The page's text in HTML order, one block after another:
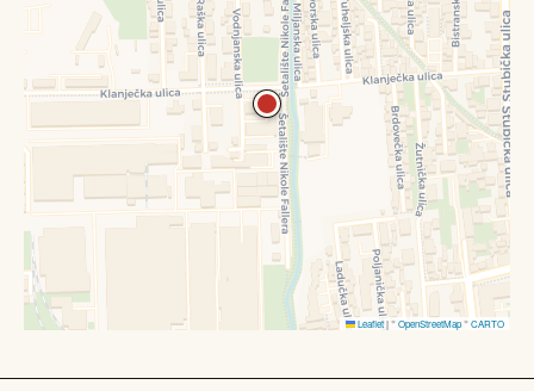
Leaflet|©OpenStreetMap©CARTO